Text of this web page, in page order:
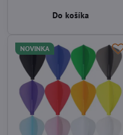
Do košíka
NOVINKA